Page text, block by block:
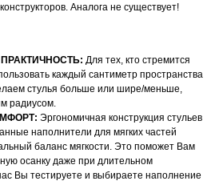
Аналога не существует!
Для тех, кто стремится
каждый сантиметр пространства
стулья больше или шире/меньше,
радиусом.
Эргономичная конструкция стульев
наполнители для мягких частей
баланс мягкости. Это поможет Вам
осанку даже при длительном
Вы тестируете и выбираете наполнение